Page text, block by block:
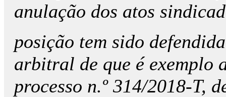
anulação dos atos
posição tem sido
arbitral de que é exemplo
processo n.º 314/2018-T,